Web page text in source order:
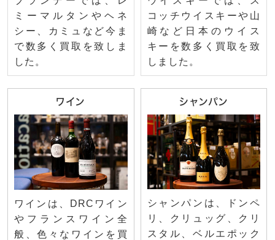
ミーマルタンやヘネ
シー、カミュなど今ま
で数多く買取を致しま
した。
コッチウイスキーや山
崎など日本のウイス
キーを数多く買取を致
しました。
ワイン
ワインは、DRCワイン
やフランスワイン全
般、色々なワインを買
シャンパン
シャンパンは、ドンペ
リ、クリュッグ、クリ
スタル、ベルエポック